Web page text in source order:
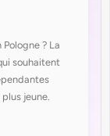
? La
souhaitent
jeune.